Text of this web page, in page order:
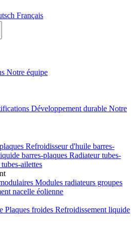
Français
Notre équipe
Développement durable Notre
Refroidisseur d'huile barres-
barres-plaques Radiateur tubes-
ailettes
Modules radiateurs groupes
nacelle éolienne
Plaques froides Refroidissement liquide